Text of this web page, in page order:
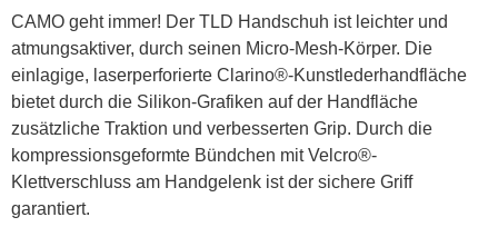
CAMO geht immer! Der TLD Handschuh ist leichter und
atmungsaktiver, durch seinen Micro-Mesh-Körper. Die
einlagige, laserperforierte Clarino®-Kunstlederhandfläche
bietet durch die Silikon-Grafiken auf der Handfläche
zusätzliche Traktion und verbesserten Grip. Durch die
kompressionsgeformte Bündchen mit Velcro®-
Klettverschluss am Handgelenk ist der sichere Griff
garantiert.